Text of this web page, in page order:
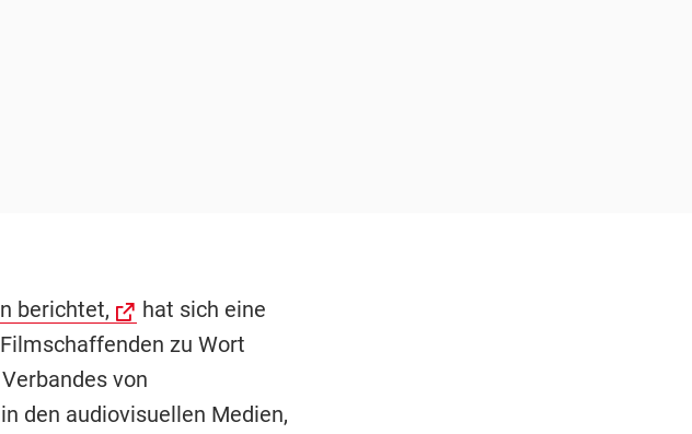
berichtet,
hat sich eine
zu Wort
von
den audiovisuellen Medien,